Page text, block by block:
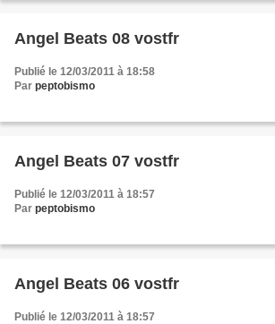
Angel Beats 08 vostfr
Publié le 12/03/2011 à 18:58
Par peptobismo
Angel Beats 07 vostfr
Publié le 12/03/2011 à 18:57
Par peptobismo
Angel Beats 06 vostfr
Publié le 12/03/2011 à 18:57